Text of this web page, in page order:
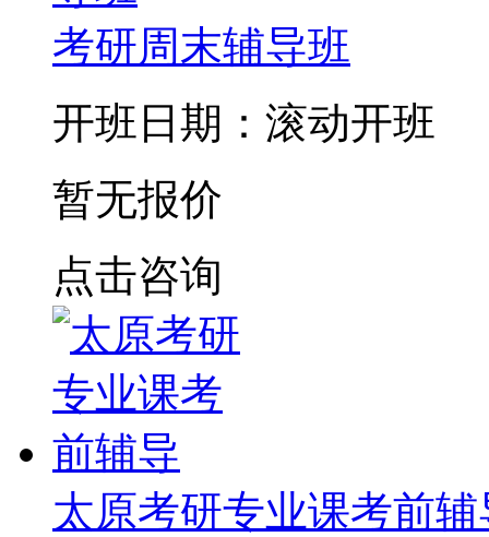
考研周末辅导班
开班日期：滚动开班
暂无报价
点击咨询
太原考研专业课考前辅